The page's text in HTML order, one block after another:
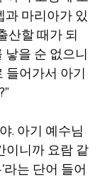
과 마리아가 있
산할 때가 되
을 순 없으니
들어가서 아기
. 아기 예수님
이니까 요람 같
라는 단어 들어